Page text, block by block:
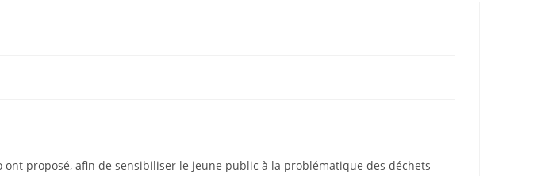
proposé, afin de sensibiliser le jeune public à la problématique des déchets